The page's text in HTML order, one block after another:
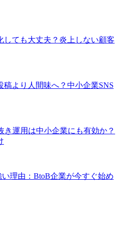
しても大丈夫？炎上しない顧客
稿より人間味へ？中小企業SNS
き運用は中小企業にも有効か？
理由：BtoB企業が今すぐ始め